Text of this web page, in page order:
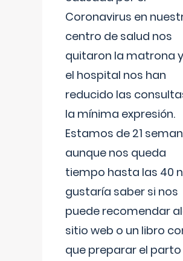
Coronavirus en
centro de salud nos
quitaron la matrona
el hospital nos han
reducido las
la mínima expresión.
Estamos de 21
aunque nos queda
tiempo hasta las 40
gustaría saber si nos
puede recomendar
sitio web o un libro
que preparar el parto